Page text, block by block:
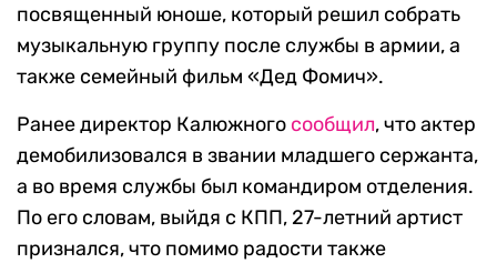
посвященный юноше, который решил собрать
музыкальную группу после службы в армии, а
также семейный фильм «Дед Фомич».
Ранее директор Калюжного сообщил, что актер
демобилизовался в звании младшего сержанта,
а во время службы был командиром отделения.
По его словам, выйдя с КПП, 27-летний артист
признался, что помимо радости также